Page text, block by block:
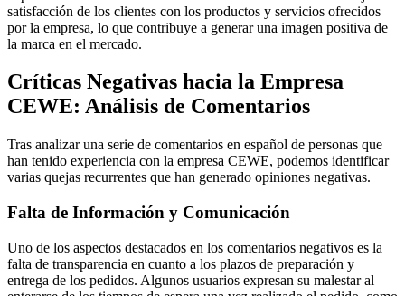
satisfacción de los clientes con los productos y servicios ofrecidos
por la empresa, lo que contribuye a generar una imagen positiva de
la marca en el mercado.
Críticas Negativas hacia la Empresa
CEWE: Análisis de Comentarios
Tras analizar una serie de comentarios en español de personas que
han tenido experiencia con la empresa CEWE, podemos identificar
varias quejas recurrentes que han generado opiniones negativas.
Falta de Información y Comunicación
Uno de los aspectos destacados en los comentarios negativos es la
falta de transparencia en cuanto a los plazos de preparación y
entrega de los pedidos. Algunos usuarios expresan su malestar al